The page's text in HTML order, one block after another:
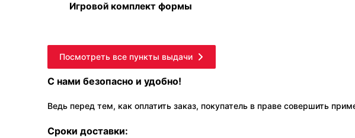
Игровой комплект формы
Посмотреть все пункты выдачи
С нами безопасно и удобно!
Ведь перед тем, как оплатить заказ, покупатель в праве совершить
Сроки доставки: